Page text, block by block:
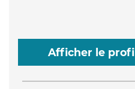
Afficher le profil